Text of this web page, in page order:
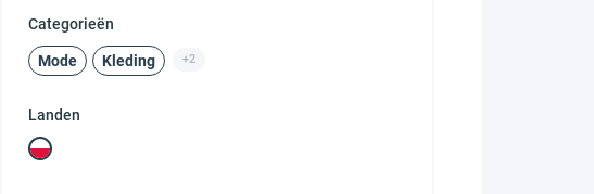
Categorieën
Mode Kleding +2
Landen